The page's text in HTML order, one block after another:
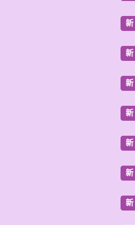
新
新
新
新
新
新
新